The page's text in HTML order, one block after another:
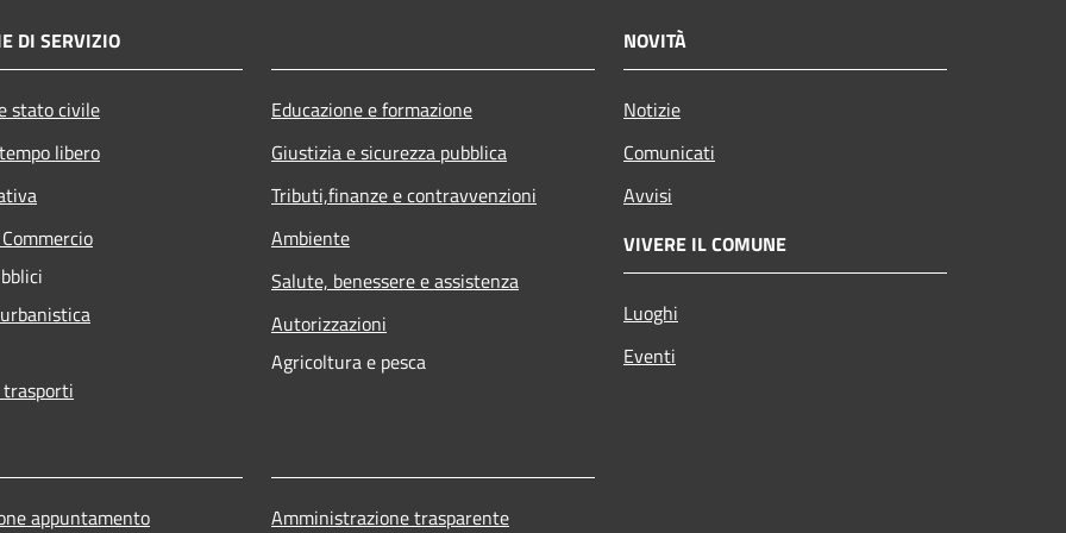
DI SERVIZIO
stato civile
libero
Educazione e formazione
Giustizia e sicurezza pubblica
Tributi,finanze e contravvenzioni
Ambiente
Salute, benessere e assistenza
Autorizzazioni
Agricoltura e pesca
NOVITÀ
Notizie
Comunicati
Avvisi
VIVERE IL COMUNE
Luoghi
Eventi
appuntamento Amministrazione trasparente